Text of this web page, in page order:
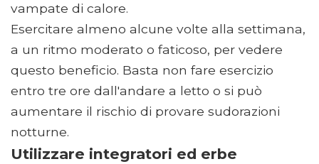
vampate di calore.
Esercitare almeno alcune volte alla settimana,
a un ritmo moderato o faticoso, per vedere
questo beneficio. Basta non fare esercizio
entro tre ore dall'andare a letto o si può
aumentare il rischio di provare sudorazioni
notturne.
Utilizzare integratori ed erbe